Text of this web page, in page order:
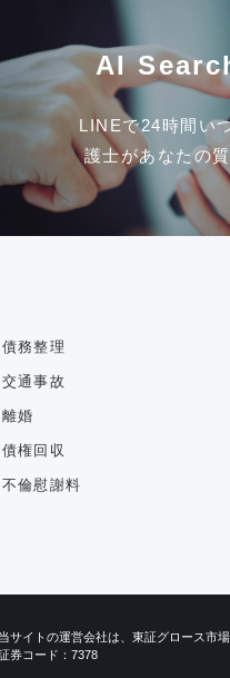
AI
LINEで24時間い
護士があなたの
務整理
通事故
婚
権回収
倫慰謝料
当サイトの運営会社は、東証グロース市
券コード：7378